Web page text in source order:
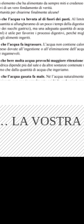
LA VOSTRA